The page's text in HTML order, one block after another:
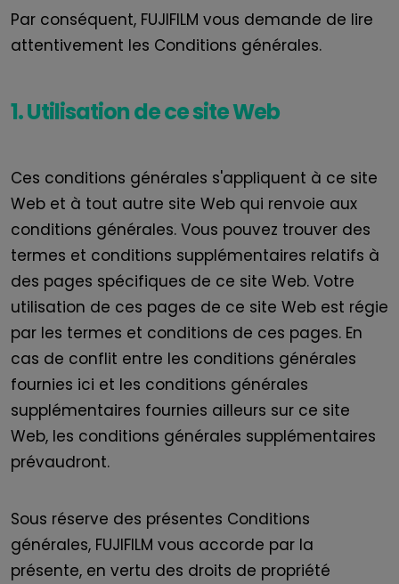
Par conséquent, FUJIFILM vous demande de lire
attentivement les Conditions générales.
1. Utilisation de ce site Web
Ces conditions générales s'appliquent à ce site
Web et à tout autre site Web qui renvoie aux
conditions générales. Vous pouvez trouver des
termes et conditions supplémentaires relatifs à
des pages spécifiques de ce site Web. Votre
utilisation de ces pages de ce site Web est régie
par les termes et conditions de ces pages. En
cas de conflit entre les conditions générales
fournies ici et les conditions générales
supplémentaires fournies ailleurs sur ce site
Web, les conditions générales supplémentaires
prévaudront.
Sous réserve des présentes Conditions
générales, FUJIFILM vous accorde par la
présente, en vertu des droits de propriété